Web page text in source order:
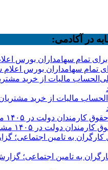
در آکادمی:
تمام سهامداران بورس اعلام
مالیات از خرید
دولت در ۱۴۰۵ مشخص شد